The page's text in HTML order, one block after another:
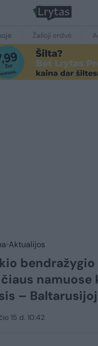
Žalioji erdvė
Aktualijos
bendražygio
namuose
–
15 d. 10:42